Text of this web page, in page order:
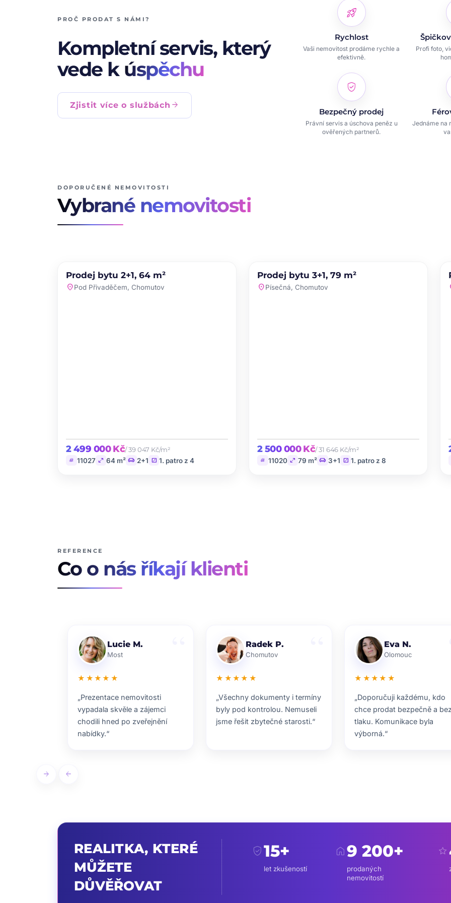
PROČ PRODAT S NÁMI?
Kompletní servis, který
vede k úspěchu
Zjistit více o službách arrow_forward
rocket_launch
Rychlost
Vaši nemovitost prodáme rychle a
efektivně.
Profi foto,
verified_user
Bezpečný prodej
Právní servis a úschova peněz u
ověřených partnerů.
Jednáme na
DOPORUČENÉ NEMOVITOSTI
Vybrané nemovitosti
PRODEJ NOVINKA
Prodej bytu 2+1, 64 m²
location_onPod Přivaděčem, Chomutov
2 499 000 Kč/ 39 047 Kč/m²
tag 11027 open_in_full 64 m² chair 2+1 stairs 1. patro z 4
PRODEJ NOVINKA
Prodej bytu 3+1, 79 m²
location_onPísečná, Chomutov
2 500 000 Kč/ 31 646 Kč/m²
tag 11020 open_in_full 79 m² chair 3+1 stairs 1. patro z 8
REFERENCE
Co o nás říkají klienti
Lucie M.
Most
★★★★★
„Prezentace nemovitosti
vypadala skvěle a zájemci
chodili hned po zveřejnění
nabídky.“
Radek P.
Chomutov
★★★★★
„Všechny dokumenty i termíny
byly pod kontrolou. Nemuseli
jsme řešit zbytečné starosti.“
Eva N.
Olomouc
★★★★★
„Doporučuji každému, kdo
chce prodat bezpečně a
tlaku. Komunikace byla
výborná.“
arrow_back
arrow_forward
REALITKA, KTERÉ
MŮŽETE
DŮVĚŘOVAT
verified_user15+
let zkušeností
home9 200+
prodaných
nemovitostí
star